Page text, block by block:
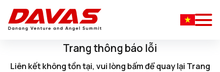
Trang thông báo lỗi
Liên kết không tồn tại, vui lòng bấmđể quay lại Trang